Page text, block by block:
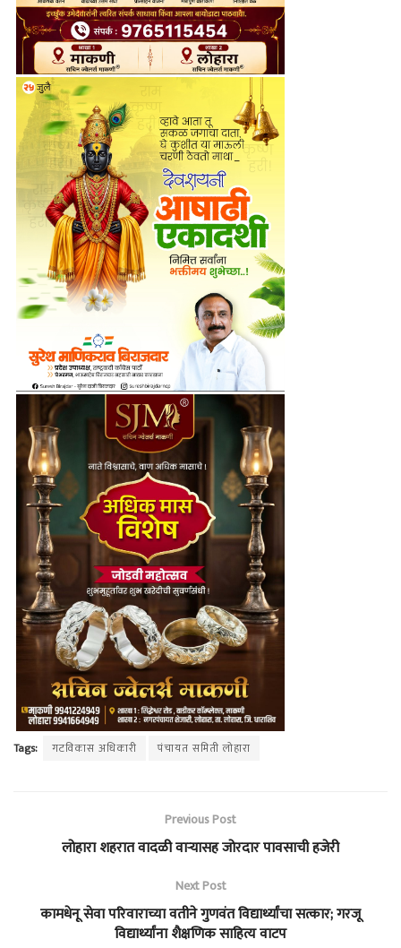
Tags: गटविकास अधिकारी पंचायत समिती लोहारा
Previous Post
लोहारा शहरात वादळी वाऱ्यासह जोरदार पावसाची हजेरी
Next Post
कामधेनू सेवा परिवाराच्या वतीने गुणवंत विद्यार्थ्यांचा सत्कार; गरजू
विद्यार्थ्यांना शैक्षणिक साहित्य वाटप